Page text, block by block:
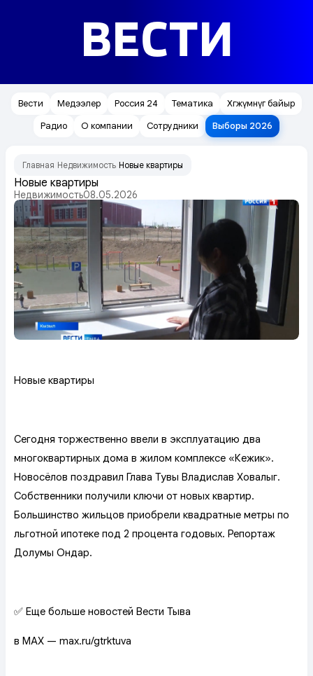
ВЕСТИ
Вести Медээлер Россия 24 Тематика
Хөгжүмнүг байыр
Радио
О компании Сотрудники Выборы 2026
Главная Недвижимость Новые квартиры
Новые квартиры
Недвижимость08.05.2026
Новые квартиры
Сегодня торжественно ввели в эксплуатацию два
многоквартирных дома в жилом комплексе «Кежик».
Новосёлов поздравил Глава Тувы Владислав Ховалыг.
Собственники получили ключи от новых квартир.
Большинство жильцов приобрели квадратные метры по
льготной ипотеке под 2 процента годовых. Репортаж
Долумы Ондар.
✅ Еще больше новостей Вести Тыва
в MAX — max.ru/gtrktuva